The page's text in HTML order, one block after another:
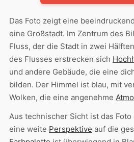
Das Foto zeigt eine
eine Großstadt. Im Zentrum des
Fluss, der die Stadt in zwei
des Flusses erstrecken sich
und andere Gebäude, die eine
bilden. Der Himmel ist blau, mit
Wolken, die eine angenehme
Aus technischer Sicht ist das Foto
eine weite Perspektive auf die